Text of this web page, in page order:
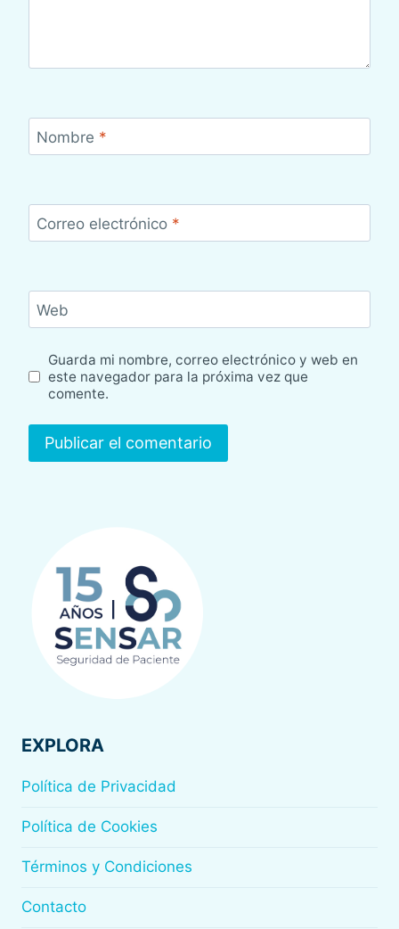
Nombre *
Correo electrónico *
Web
Guarda mi nombre, correo electrónico y web en
este navegador para la próxima vez que
comente.
EXPLORA
Política de Privacidad
Política de Cookies
Términos y Condiciones
Contacto